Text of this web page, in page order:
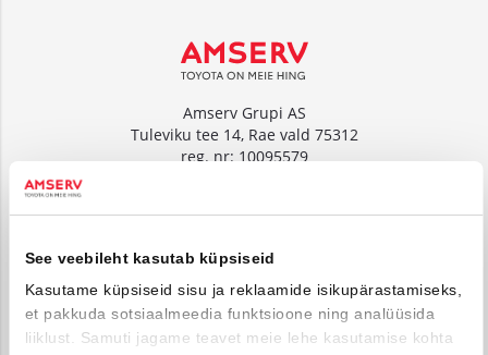
See veebileht kasutab küpsiseid
Kasutame küpsiseid sisu ja reklaamide isikupärastamiseks,
et pakkuda sotsiaalmeedia funktsioone ning analüüsida
liiklust. Samuti jagame teavet meie lehe kasutamise kohta
Amserv Grupi AS
Tuleviku tee 14, Rae vald 75312
reg. nr: 10095579
Tuleviku tee 14, Rae vald 75312
reg. nr: 10000018
www.amservauto.ee